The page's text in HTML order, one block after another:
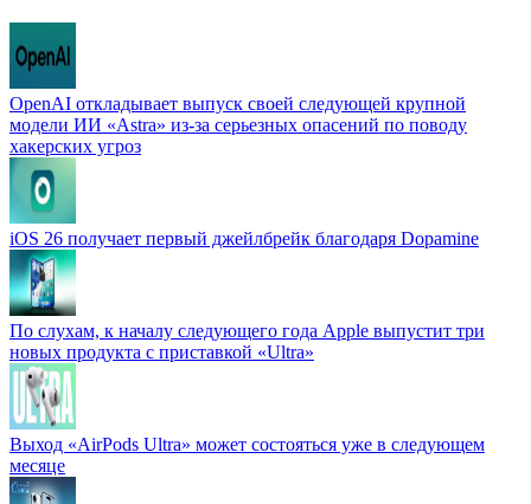
OpenAI откладывает выпуск своей следующей крупной
модели ИИ «Astra» из-за серьезных опасений по поводу
хакерских угроз
iOS 26 получает первый джейлбрейк благодаря Dopamine
По слухам, к началу следующего года Apple выпустит три
новых продукта с приставкой «Ultra»
Выход «AirPods Ultra» может состояться уже в следующем
месяце